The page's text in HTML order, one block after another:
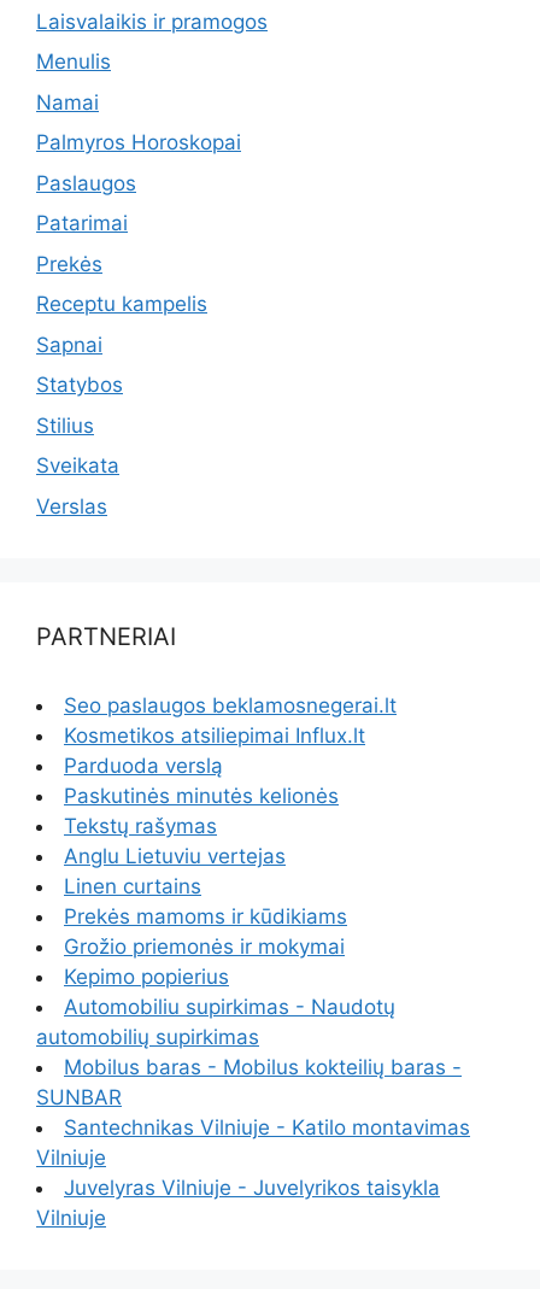
Laisvalaikis ir pramogos
Menulis
Namai
Palmyros Horoskopai
Paslaugos
Patarimai
Prekės
Receptu kampelis
Sapnai
Statybos
Stilius
Sveikata
Verslas
PARTNERIAI
Seo paslaugos beklamosnegerai.lt
Kosmetikos atsiliepimai Influx.lt
Parduoda verslą
Paskutinės minutės kelionės
Tekstų rašymas
Anglu Lietuviu vertejas
Linen curtains
Prekės mamoms ir kūdikiams
Grožio priemonės ir mokymai
Kepimo popierius
Automobiliu supirkimas - Naudotų
automobilių supirkimas
Mobilus baras - Mobilus kokteilių baras -
SUNBAR
Santechnikas Vilniuje - Katilo montavimas
Vilniuje
Juvelyras Vilniuje - Juvelyrikos taisykla
Vilniuje